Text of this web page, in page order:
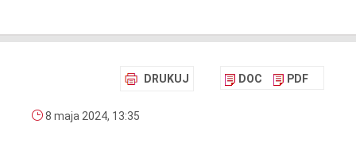
DRUKUJ DOC PDF
8 maja 2024, 13:35